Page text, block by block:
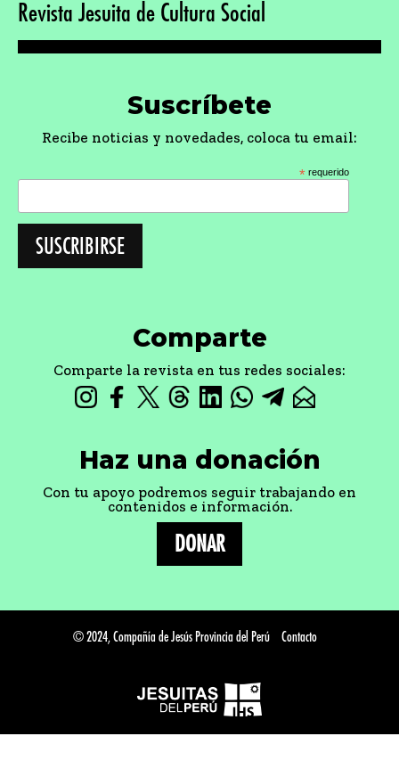
Revista Jesuita de Cultura Social
Suscríbete
Recibe noticias y novedades, coloca tu email:
* requerido
Comparte
Comparte la revista en tus redes sociales:
Haz una donación
Con tu apoyo podremos seguir trabajando en
contenidos e información.
DONAR
© 2024, Compañía de Jesús Provincia del Perú Contacto